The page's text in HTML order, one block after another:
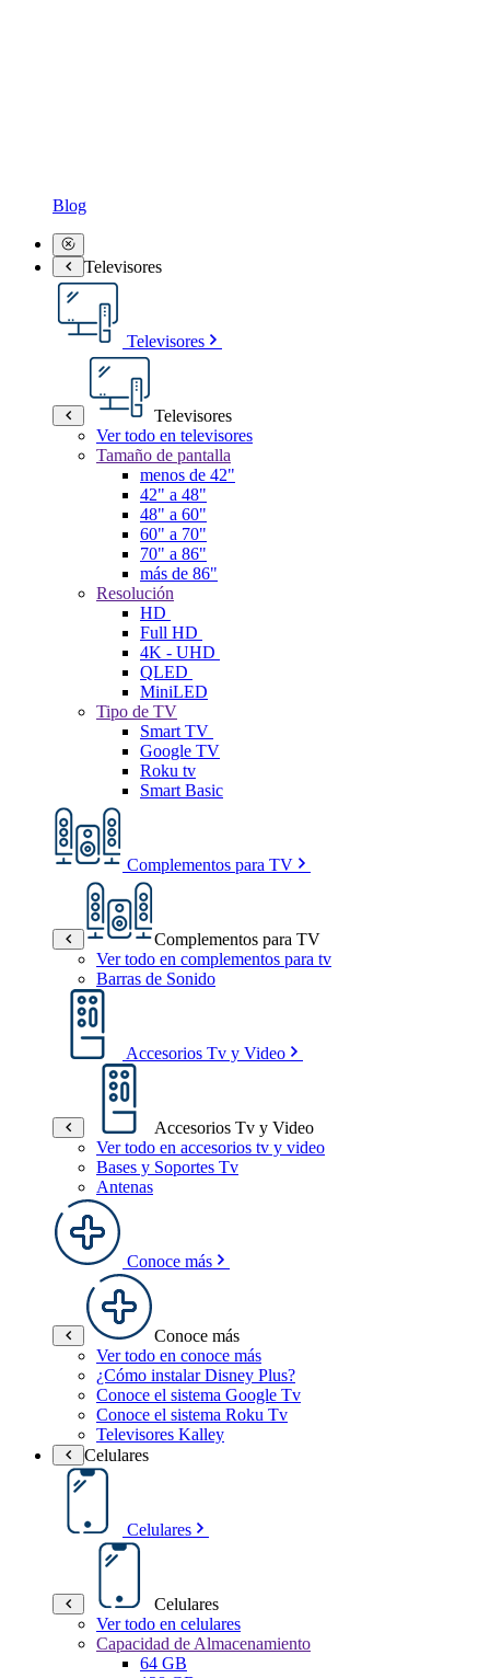
Blog
Televisores
Televisores
Televisores
Ver todo en televisores
Tamaño de pantalla
menos de 42"
42" a 48"
48" a 60"
60" a 70"
70" a 86"
más de 86"
Resolución
HD
Full HD
4K - UHD
QLED
MiniLED
Tipo de TV
Smart TV
Google TV
Roku tv
Smart Basic
Complementos para TV
Complementos para TV
Ver todo en complementos para tv
Barras de Sonido
Accesorios Tv y Video
Accesorios Tv y Video
Ver todo en accesorios tv y video
Bases y Soportes Tv
Antenas
Conoce más
Conoce más
Ver todo en conoce más
¿Cómo instalar Disney Plus?
Conoce el sistema Google Tv
Conoce el sistema Roku Tv
Televisores Kalley
Celulares
Celulares
Celulares
Ver todo en celulares
Capacidad de Almacenamiento
64 GB